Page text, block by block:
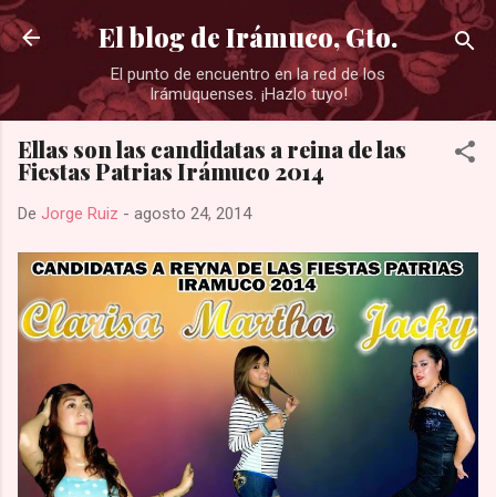
Ir al contenido principal
El blog de Irámuco, Gto.
El punto de encuentro en la red de los
Irámuquenses. ¡Hazlo tuyo!
Ellas son las candidatas a reina de las
Fiestas Patrias Irámuco 2014
De Jorge Ruiz - agosto 24, 2014